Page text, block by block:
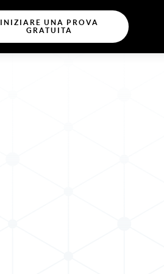
INIZIARE UNA PROVA
GRATUITA